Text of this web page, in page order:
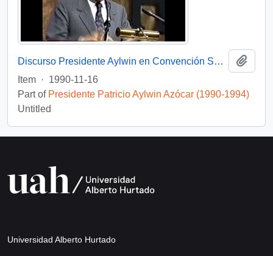
Discurso Presidente Aylwin en Convención Santiago: Video
Item · 1990-11-16
Part of Presidente Patricio Aylwin Azócar (1990-1994)
Untitled
Universidad Alberto Hurtado